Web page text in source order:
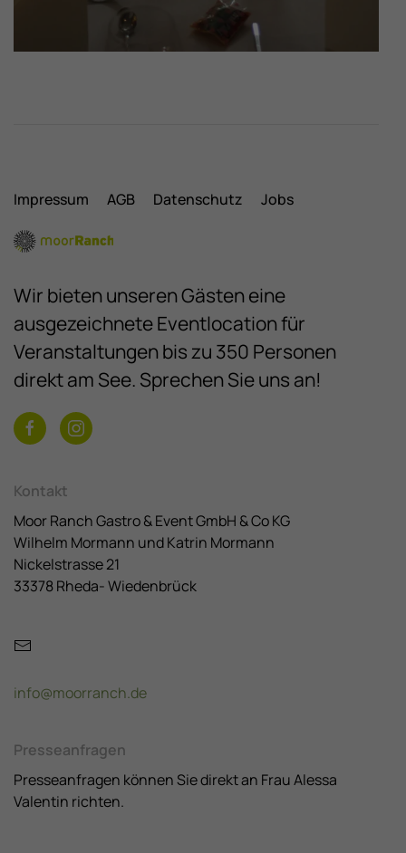
Impressum AGB Datenschutz Jobs
Wir bieten unseren Gästen eine
ausgezeichnete Eventlocation für
Veranstaltungen bis zu 350 Personen
direkt am See. Sprechen Sie uns an!
Kontakt
Moor Ranch Gastro & Event GmbH & Co KG
Wilhelm Mormann und Katrin Mormann
Nickelstrasse 21
33378 Rheda- Wiedenbrück
info@moorranch.de
Presseanfragen
Presseanfragen können Sie direkt an Frau Alessa
Valentin richten.